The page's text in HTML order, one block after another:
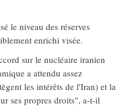
le niveau des réserves
enrichi visée.
sur le nucléaire iranien
a attendu assez
les intérêts de l'Iran) et la
ses propres droits", a-t-il